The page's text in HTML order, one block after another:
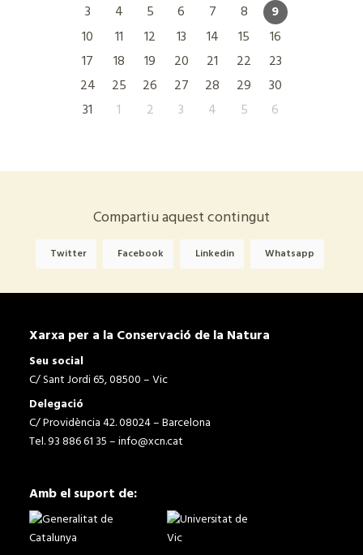
3
4 5 6 7 8
9
10
11 12 13 14 15
16
17
18 19 20 21 22
23
24
25 26 27 28 29
30
31
1 2 3 4 5 6
Compartiu aquest contingut
Twitter Facebook Linkedin Whatsapp
Xarxa per a la Conservació de la Natura
Seu social
C/ Sant Jordi 65, 08500 – Vic
Delegació
C/ Providència 42. 08024 – Barcelona
Tel. 93 886 61 35 –info@xcn.cat
Amb el suport de: